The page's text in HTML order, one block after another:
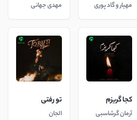
مهیار و گاد پوری مهدی جهانی
کجا گریزم
آرمان گرشاسبی
تو رفتی
الجان